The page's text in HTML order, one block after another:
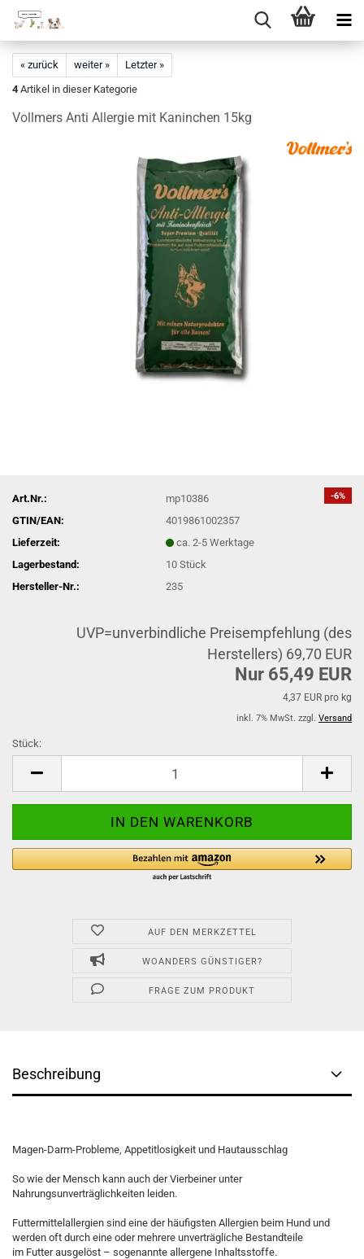
Hauptinhalt
« zurück weiter »
Letzter »
4 Artikel in dieser Kategorie
Vollmers Anti Allergie mit Kaninchen 15kg
-6%
Art.Nr.:
mp10386
GTIN/EAN:
4019861002357
Lieferzeit:
ca. 2-5 Werktage
Lagerbestand:
10Stück
Hersteller-Nr.:
235
UVP=unverbindliche Preisempfehlung (des
Herstellers) 69,70 EUR
Nur 65,49 EUR
4,37 EUR pro kg
inkl. 7% MwSt. zzgl. Versand
Stück:
AUF DEN MERKZETTEL
WOANDERS GÜNSTIGER?
FRAGE ZUM PRODUKT
Beschreibung
Magen-Darm-Probleme, Appetitlosigkeit und Hautausschlag
So wie der Mensch kann auch der Vierbeiner unter
Nahrungsunverträglichkeiten leiden.
Futtermittelallergien sind eine der häufigsten Allergien beim Hund und
werden oft durch eine oder mehrere unverträgliche Bestandteile
im Futter ausgelöst – sogenannte allergene Inhaltsstoffe.